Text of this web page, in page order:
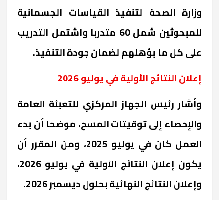
وزارة الصحة لتنفيذ القياسات الجسمانية
للمبحوثين شمل 60 متدربا واشتمل التدريب
على كل ما يؤهلهم لضمان جودة التنفيذ.
إعلان النتائج الأولية في يوليو 2026
وأشار رئيس الجهاز المركزي للتعبئة العامة
والإحصاء إلى توقيتات المسح، موضحاً أن بدء
العمل كان في يوليو 2025، ومن المقرر أن
يكون إعلان النتائج الأولية في يوليو 2026،
وإعلان النتائج النهائية بحلول ديسمبر 2026
.